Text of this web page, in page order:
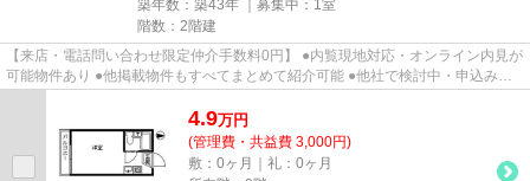
築年数：築43年 ｜募集中： 1室
階数：2階建
【来店・電話問い合わせ限定仲介手数料0円】 ●内覧現地対応・オンライン内見が
可能物件あり ●他掲載物件もすべてまとめて紹介可能 ●他社で検討中・申込み済
4.9万円
(管理費・共益費 3,000円)
敷：0ヶ月｜礼：0ヶ月